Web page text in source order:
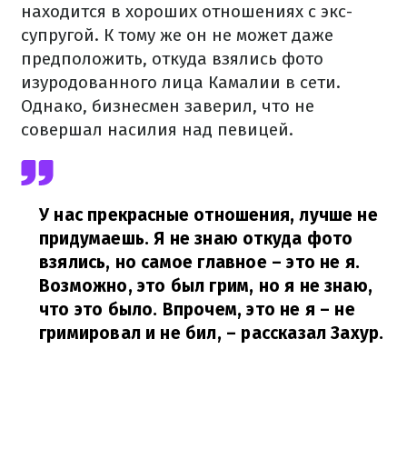
находится в хороших отношениях с экс-
супругой. К тому же он не может даже
предположить, откуда взялись фото
изуродованного лица Камалии в сети.
Однако, бизнесмен заверил, что не
совершал насилия над певицей.
У нас прекрасные отношения, лучше не
придумаешь. Я не знаю откуда фото
взялись, но самое главное – это не я.
Возможно, это был грим, но я не знаю,
что это было. Впрочем, это не я – не
гримировал и не бил, – рассказал Захур.